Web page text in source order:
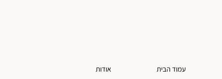
עמוד הבית
אודות